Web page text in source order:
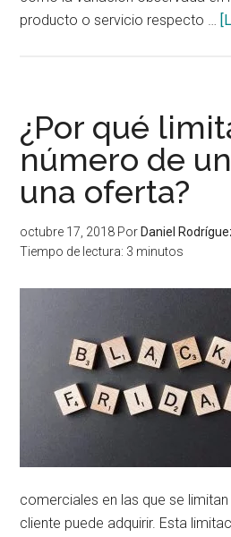
producto o servicio respecto …
¿Por qué
número de
una oferta?
octubre 17, 2018 Por Daniel
Tiempo de lectura: 3 minutos
comerciales en las que se
cliente puede adquirir. Esta